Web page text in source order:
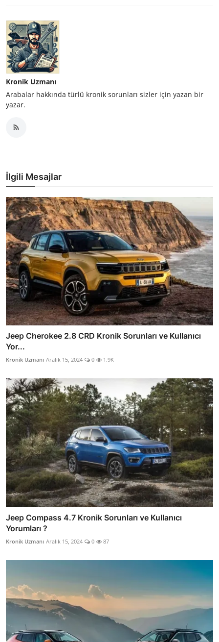
Kronik Uzmanı
Arabalar hakkında türlü kronik sorunları sizler için yazan bir
yazar.
İlgili Mesajlar
Jeep Cherokee 2.8 CRD Kronik Sorunları ve Kullanıcı
Yor...
Kronik Uzmanı Aralık 15, 2024 0 1.9K
Jeep Compass 4.7 Kronik Sorunları ve Kullanıcı
Yorumları ?
Kronik Uzmanı Aralık 15, 2024 0 87